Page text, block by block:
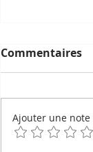
Commentaires
Ajouter une note